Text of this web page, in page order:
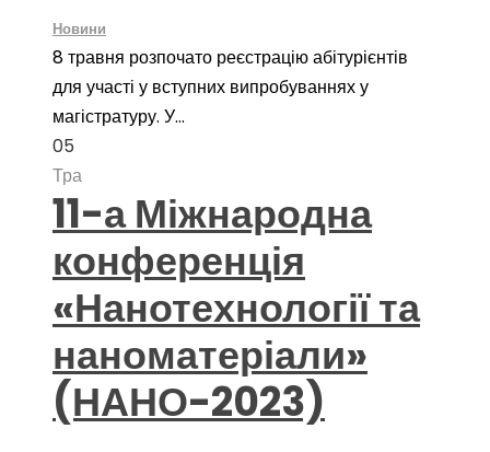
Новини
8 травня розпочато реєстрацію абітурієнтів
для участі у вступних випробуваннях у
магістратуру. У...
05
Тра
11-а Міжнародна
конференція
«Нанотехнології та
наноматеріали»
(НАНО-2023)